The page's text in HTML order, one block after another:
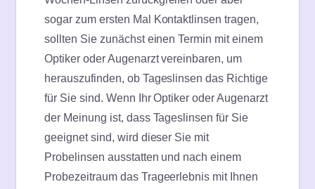
sogar zum ersten Mal Kontaktlinsen tragen,
sollten Sie zunächst einen Termin mit einem
Optiker oder Augenarzt vereinbaren, um
herauszufinden, ob Tageslinsen das Richtige
für Sie sind. Wenn Ihr Optiker oder Augenarzt
der Meinung ist, dass Tageslinsen für Sie
geeignet sind, wird dieser Sie mit
Probelinsen ausstatten und nach einem
Probezeitraum das Trageerlebnis mit Ihnen